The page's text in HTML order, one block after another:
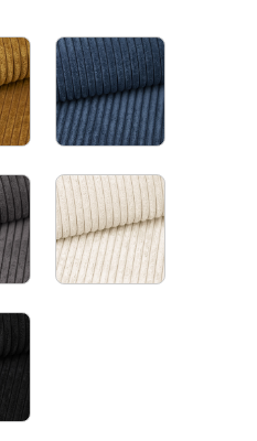
POSO001 POSO005
Poso022 Poso038
Poso135